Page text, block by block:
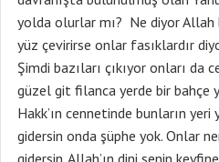
yolda olurlar mı? Ne diyor Allah
yüz çevirirse onlar fasıklardır
Şimdi bazıları çıkıyor onları da
güzel git filanca yerde bir bahçe
Hakk’ın cennetinde bunların
gidersin onda şüphe yok. Onlar
gidersin. Allah’ın dini senin